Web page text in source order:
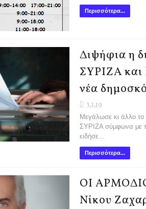
Περισσότερα...
Διψήφια η
ΣΥΡΙΖΑ και
νέα
3.1.19
Μεγάλωσε κι άλλο το
ΣΥΡΙΖΑ σύμφωνα με
ειδήσε...
Περισσότερα...
ΟΙ
Νίκου